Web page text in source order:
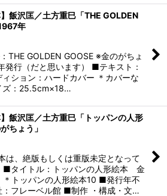
】飯沢匡／土方重巳「THE GOLDEN
年
THE GOLDEN GOOSE ※金のがちょ
発行（だと思います） ■テキスト：
ション：ハードカバー ＊カバーな
ズ：25.5cm×18…
】飯沢匡／土方重巳「トッパンの人形
ちょう」
は、絶版もしくは重版未定となって
■タイトル：トッパンの人形絵本 金
＊トッパンの人形絵本10 ■発行年不
フレーベル館 ■制作 ・構成・文…